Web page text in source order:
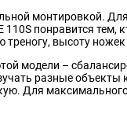
монтировкой.
110S понравится
высоту
модели –
разные
Для